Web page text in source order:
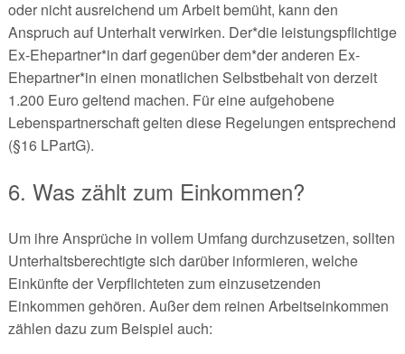
oder nicht ausreichend um Arbeit bemüht, kann den
Anspruch auf Unterhalt verwirken. Der*die leistungspflichtige
Ex-Ehepartner*in darf gegenüber dem*der anderen Ex-
Ehepartner*in einen monatlichen Selbstbehalt von derzeit
1.200 Euro geltend machen. Für eine aufgehobene
Lebenspartnerschaft gelten diese Regelungen entsprechend
(§16 LPartG).
6. Was zählt zum Einkommen?
Um ihre Ansprüche in vollem Umfang durchzusetzen, sollten
Unterhaltsberechtigte sich darüber informieren, welche
Einkünfte der Verpflichteten zum einzusetzenden
Einkommen gehören. Außer dem reinen Arbeitseinkommen
zählen dazu zum Beispiel auch: